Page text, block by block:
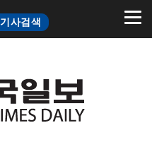
기사검색